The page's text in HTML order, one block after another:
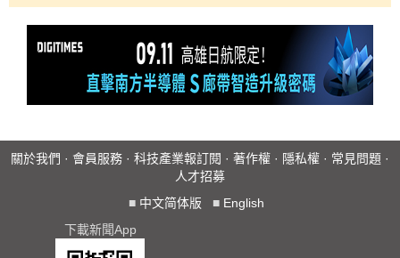
關於我們 · 會員服務 · 科技產業報訂閱 · 著作權 · 隱私權 · 常見問題 ·
人才招募
■ 中文简体版 ■ English
下載新聞App